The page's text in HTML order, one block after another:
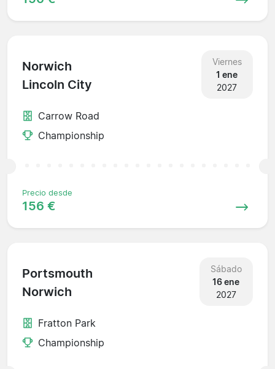
Norwich
Lincoln City
Viernes
1 ene
2027
Carrow Road
Championship
Precio desde
156 €
Portsmouth
Norwich
Sábado
16 ene
2027
Fratton Park
Championship